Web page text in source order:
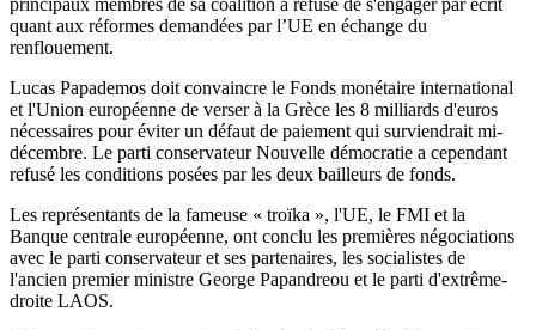
principaux membres de sa coalition a refusé de s'engager par écrit
quant aux réformes demandées par l’UE en échange du
renflouement.
Lucas Papademos doit convaincre le Fonds monétaire international
et l'Union européenne de verser à la Grèce les 8 milliards d'euros
nécessaires pour éviter un défaut de paiement qui surviendrait mi-
décembre. Le parti conservateur Nouvelle démocratie a cependant
refusé les conditions posées par les deux bailleurs de fonds.
Les représentants de la fameuse « troïka », l'UE, le FMI et la
Banque centrale européenne, ont conclu les premières négociations
avec le parti conservateur et ses partenaires, les socialistes de
l'ancien premier ministre George Papandreou et le parti d'extrême-
droite LAOS.